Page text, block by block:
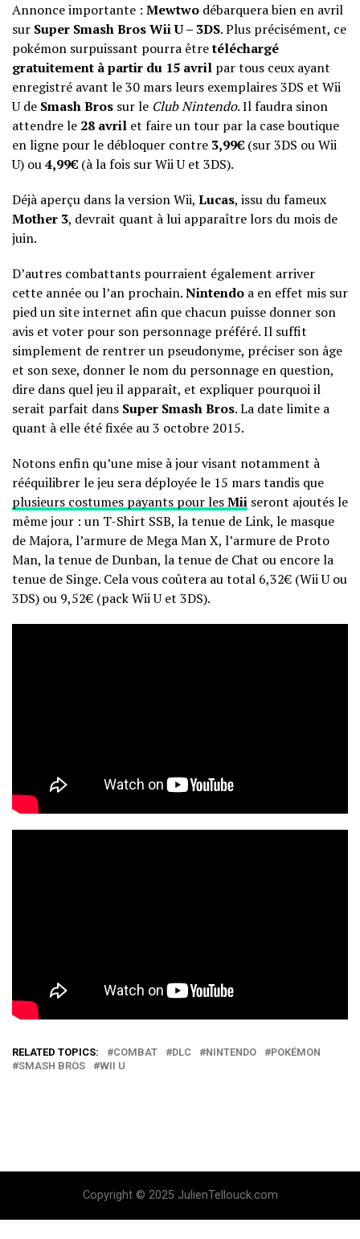
Annonce importante : Mewtwo débarquera bien en avril
sur Super Smash Bros Wii U – 3DS. Plus précisément, ce
pokémon surpuissant pourra êtretéléchargé
gratuitement à partir du 15 avril par tous ceux ayant
enregistré avant le 30 mars leurs exemplaires 3DS et Wii
U de Smash Bros sur le Club Nintendo. Il faudra sinon
attendre le 28 avril et faire un tour par la case boutique
en ligne pour le débloquer contre 3,99€ (sur 3DS ou Wii
U) ou4,99€ (à la fois sur Wii U et 3DS).
Déjà aperçu dans la version Wii, Lucas, issu du fameux
Mother 3, devrait quant à lui apparaître lors du mois de
juin.
D’autres combattants pourraient également arriver
cette année ou l’an prochain.Nintendo a en effet mis sur
pied un site internet afin que chacun puisse donner son
avis et voter pour son personnage préféré. Il suffit
simplement de rentrer un pseudonyme, préciser son âge
et son sexe, donner le nom du personnage en question,
dire dans quel jeu il apparaît, et expliquer pourquoi il
serait parfait dans Super Smash Bros. La date limite a
quant à elle été fixée au 3 octobre 2015.
Notons enfin qu’une mise à jour visant notamment à
rééquilibrer le jeu sera déployée le 15 mars tandis que
plusieurs costumes payants pour lesMii seront ajoutés le
même jour : un T-Shirt SSB, la tenue de Link, le masque
de Majora, l’armure de Mega Man X, l’armure de Proto
Man, la tenue de Dunban, la tenue de Chat ou encore la
tenue de Singe. Cela vous coûtera au total 6,32€ (Wii U ou
3DS) ou 9,52€ (pack Wii U et 3DS).
RELATED TOPICS: COMBAT DLC NINTENDO
POKÉMON
SMASH BROS
WII U
Copyright © 2025 JulienTellouck.com